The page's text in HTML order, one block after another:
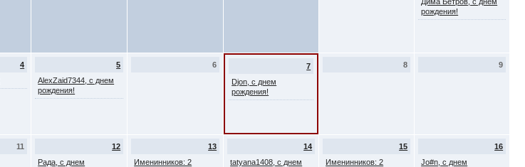
рождения!
4
5
AlexZaid7344, с днем
рождения!
6
7
Djon, с днем
рождения!
8 9
11
12
Рада, с днем
13
Именинников: 2
14
tatyana1408, с днем
15
Именинников: 2
16
Jo#n, с днем